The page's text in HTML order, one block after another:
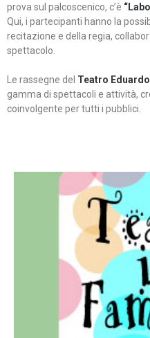
prova sul palcoscenico, c’è
Qui, i partecipanti hanno la
recitazione e della regia,
spettacolo.
Le rassegne del Teatro
gamma di spettacoli e attività,
coinvolgente per tutti i pubblici.
Teatro
Teatro In Famiglia è una
per far condividere e